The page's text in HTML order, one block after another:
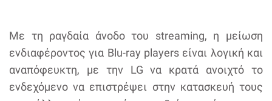
Με τη ραγδαία άνοδο του streaming, η μείωση
ενδιαφέροντος για Blu-ray players είναι λογική και
αναπόφευκτη, με την LG να κρατά ανοιχτό το
ενδεχόμενο να επιστρέψει στην κατασκευή τους